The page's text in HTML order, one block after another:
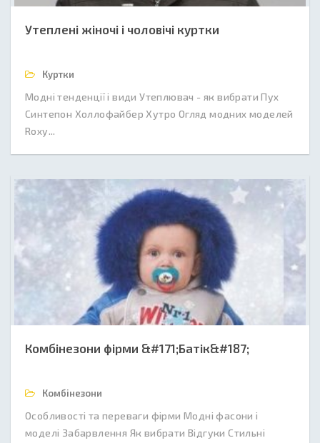
Утеплені жіночі і чоловічі куртки
Куртки
Модні тенденції і види Утеплювач - як вибрати Пух
Синтепон Холлофайбер Хутро Огляд модних моделей
Roxy...
Комбінезони фірми &#171;Батік&#187;
Комбінезони
Особливості та переваги фірми Модні фасони і
моделі Забарвлення Як вибрати Відгуки Стильні